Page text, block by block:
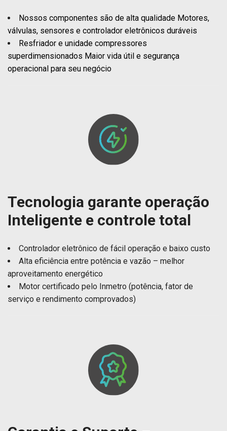
Nossos componentes são de alta qualidade Motores,
válvulas, sensores e controlador eletrônicos duráveis
Resfriador e unidade compressores
superdimensionados Maior vida útil e segurança
operacional para seu negócio
Tecnologia garante operação
Inteligente e controle total
Controlador eletrônico de fácil operação e baixo custo
Alta eficiência entre potência e vazão – melhor
aproveitamento energético
Motor certificado pelo Inmetro (potência, fator de
serviço e rendimento comprovados)